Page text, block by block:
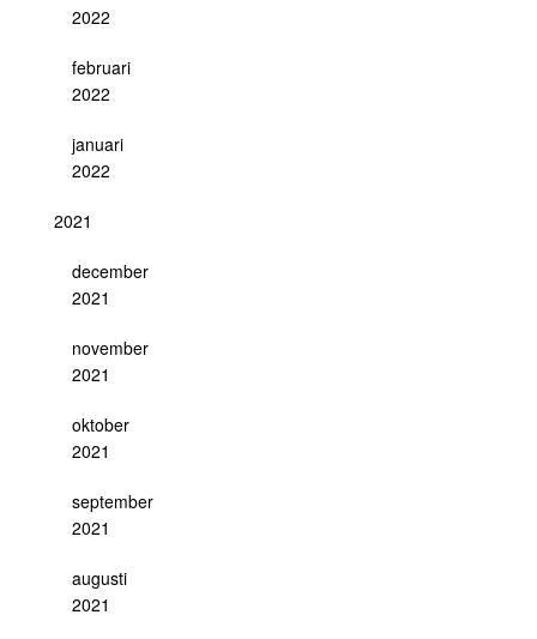
2022
februari
2022
januari
2022
2021
december
2021
november
2021
oktober
2021
september
2021
augusti
2021